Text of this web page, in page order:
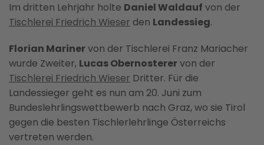
Im dritten Lehrjahr holte Daniel Waldauf von der
Tischlerei Friedrich Wieser den Landessieg.
Florian Marinervon der Tischlerei Franz Mariacher
wurde Zweiter, Lucas Obernosterervon der
Tischlerei Friedrich Wieser Dritter. Für die
Landessieger geht es nun am 20. Juni zum
Bundeslehrlingswettbewerb nach Graz, wo sie Tirol
gegen die besten Tischlerlehrlinge Österreichs
vertreten werden.